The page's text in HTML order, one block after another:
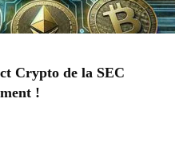
Crypto de la SEC
!